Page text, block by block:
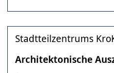
Stadtteilzentrums
Architektonische